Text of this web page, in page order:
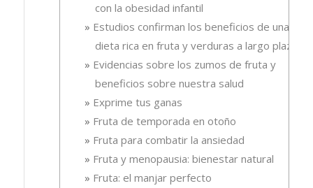
con la obesidad infantil
Estudios confirman los beneficios de una
dieta rica en fruta y verduras a largo plazo
Evidencias sobre los zumos de fruta y
beneficios sobre nuestra salud
Exprime tus ganas
Fruta de temporada en otoño
Fruta para combatir la ansiedad
Fruta y menopausia: bienestar natural
Fruta: el manjar perfecto